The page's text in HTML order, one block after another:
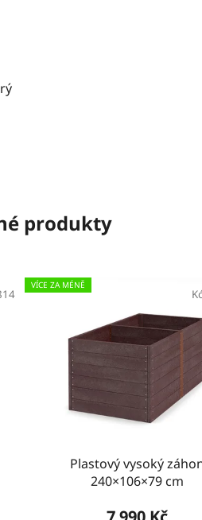
produkty
VÍCE ZA MÉNĚ
Plastový vysoký
240×106×79 cm